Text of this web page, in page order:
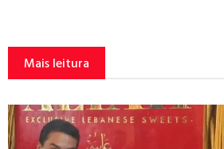
Mais leitura